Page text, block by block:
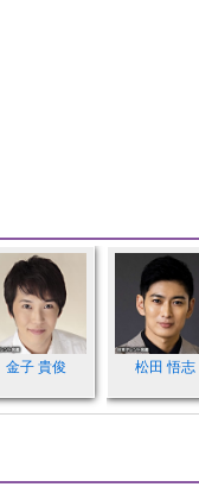
金子 貴俊 松田 悟志